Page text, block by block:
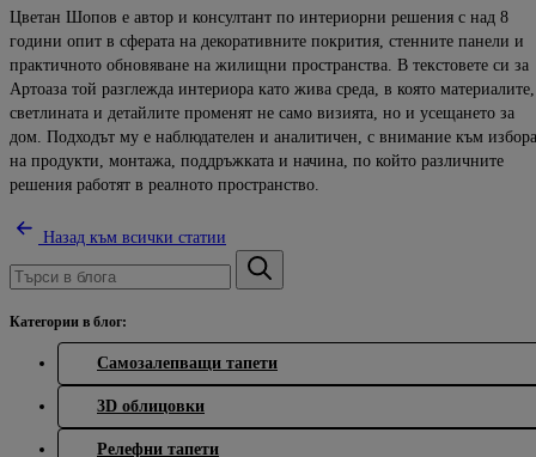
Цветан Шопов е автор и консултант по интериорни решения с над 8
години опит в сферата на декоративните покрития, стенните панели и
практичното обновяване на жилищни пространства. В текстовете си за
Артоаза той разглежда интериора като жива среда, в която материалите,
светлината и детайлите променят не само визията, но и усещането за
дом. Подходът му е наблюдателен и аналитичен, с внимание към избора
на продукти, монтажа, поддръжката и начина, по който различните
решения работят в реалното пространство.
Назад към всички статии
Категории в блог:
Самозалепващи тапети
3D облицовки
Релефни тапети